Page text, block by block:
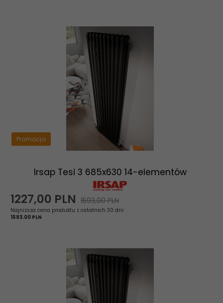
Promocja
Irsap Tesi 3 685x630 14-elementów
1227,00 PLN 1593,00 PLN
Najniższa cena produktu z ostatnich 30 dni:
1593.00 PLN